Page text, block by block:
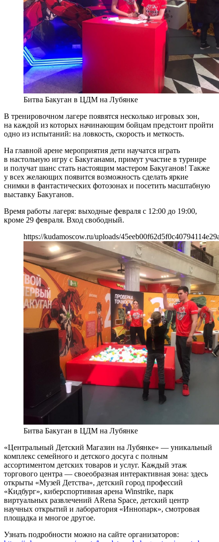
Битва Бакуган в ЦДМ на Лубянке
В тренировочном лагере появятся несколько игровых зон,
на каждой из которых начинающим бойцам предстоит пройти
одно из испытаний: на ловкость, скорость и меткость.
На главной арене мероприятия дети научатся играть
в настольную игру с Бакуганами, примут участие в турнире
и получат шанс стать настоящим мастером Бакуганов! Также
у всех желающих появится возможность сделать яркие
снимки в фантастических фотозонах и посетить масштабную
выставку Бакуганов.
Время работы лагеря: выходные февраля с 12:00 до 19:00,
кроме 29 февраля. Вход свободный.
https://kudamoscow.ru/uploads/
Битва Бакуган в ЦДМ на Лубянке
«Центральный Детский Магазин на Лубянке» — уникальный
комплекс семейного и детского досуга с полным
ассортиментом детских товаров и услуг. Каждый этаж
торгового центра — своеобразная интерактивная зона: здесь
открыты «Музей Детства», детский город профессий
«Кидбург», киберспортивная арена Winstrike, парк
виртуальных развлечений ARena Space, детский центр
научных открытий и лаборатория «Иннопарк», смотровая
площадка и многое другое.
Узнать подробности можно на сайте организаторов: